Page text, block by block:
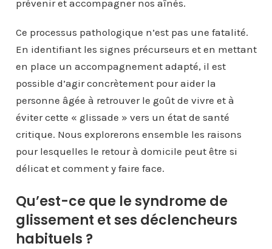
prévenir et accompagner nos aînés.
Ce processus pathologique n’est pas une fatalité.
En identifiant les signes précurseurs et en mettant
en place un accompagnement adapté, il est
possible d’agir concrètement pour aider la
personne âgée à retrouver le goût de vivre et à
éviter cette « glissade » vers un état de santé
critique. Nous explorerons ensemble les raisons
pour lesquelles le retour à domicile peut être si
délicat et comment y faire face.
Qu’est-ce que le syndrome de
glissement et ses déclencheurs
habituels ?